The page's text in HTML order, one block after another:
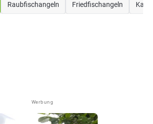
Raubfischangeln Friedfischangeln
Werbung